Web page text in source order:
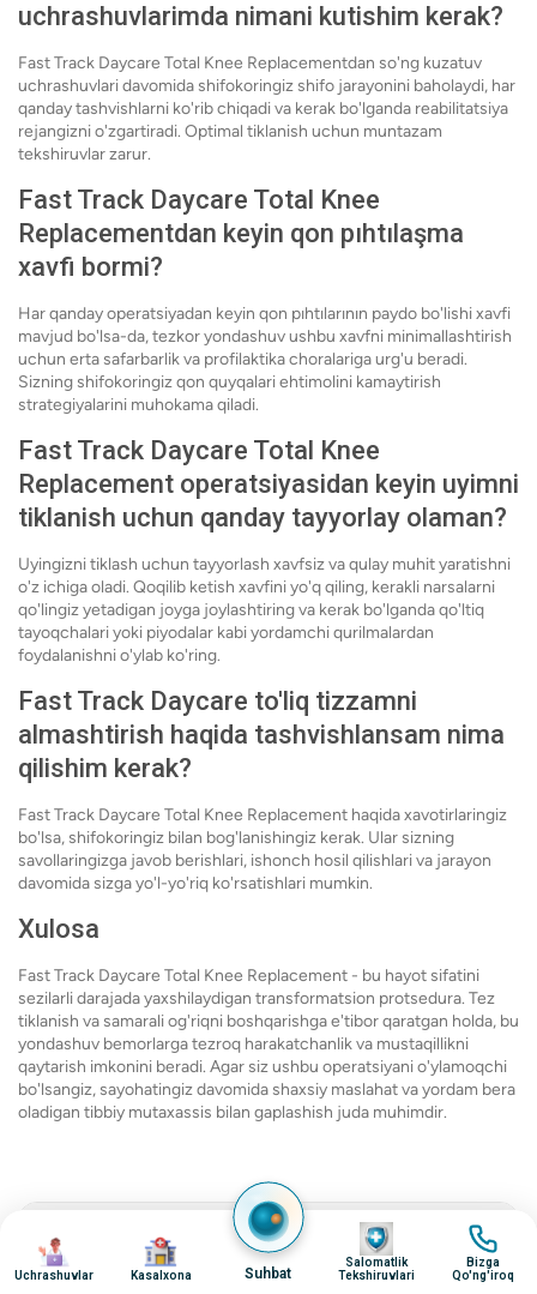
uchrashuvlarimda nimani kutishim kerak?
Fast Track Daycare Total Knee Replacementdan so'ng kuzatuv
uchrashuvlari davomida shifokoringiz shifo jarayonini baholaydi, har
qanday tashvishlarni ko'rib chiqadi va kerak bo'lganda reabilitatsiya
rejangizni o'zgartiradi. Optimal tiklanish uchun muntazam
tekshiruvlar zarur.
Fast Track Daycare Total Knee
Replacementdan keyin qon pıhtılaşma
xavfi bormi?
Har qanday operatsiyadan keyin qon pıhtılarının paydo bo'lishi xavfi
mavjud bo'lsa-da, tezkor yondashuv ushbu xavfni minimallashtirish
uchun erta safarbarlik va profilaktika choralariga urg'u beradi.
Sizning shifokoringiz qon quyqalari ehtimolini kamaytirish
strategiyalarini muhokama qiladi.
Fast Track Daycare Total Knee
Replacement operatsiyasidan keyin uyimni
tiklanish uchun qanday tayyorlay olaman?
Uyingizni tiklash uchun tayyorlash xavfsiz va qulay muhit yaratishni
o'z ichiga oladi. Qoqilib ketish xavfini yo'q qiling, kerakli narsalarni
qo'lingiz yetadigan joyga joylashtiring va kerak bo'lganda qo'ltiq
tayoqchalari yoki piyodalar kabi yordamchi qurilmalardan
foydalanishni o'ylab ko'ring.
Fast Track Daycare to'liq tizzamni
almashtirish haqida tashvishlansam nima
qilishim kerak?
Fast Track Daycare Total Knee Replacement haqida xavotirlaringiz
bo'lsa, shifokoringiz bilan bog'lanishingiz kerak. Ular sizning
savollaringizga javob berishlari, ishonch hosil qilishlari va jarayon
davomida sizga yo'l-yo'riq ko'rsatishlari mumkin.
Xulosa
Fast Track Daycare Total Knee Replacement - bu hayot sifatini
sezilarli darajada yaxshilaydigan transformatsion protsedura. Tez
tiklanish va samarali og'riqni boshqarishga e'tibor qaratgan holda, bu
yondashuv bemorlarga tezroq harakatchanlik va mustaqillikni
qaytarish imkonini beradi. Agar siz ushbu operatsiyani o'ylamoqchi
bo'lsangiz, sayohatingiz davomida shaxsiy maslahat va yordam bera
oladigan tibbiy mutaxassis bilan gaplashish juda muhimdir.
Jarayon tafsilotlarini tushunish
surat
Uchrashuvlar
surat
Kasalxona Suhbat
surat
Salomatlik
Tekshiruvlari
surat
Bizga
Qo'ng'iroq